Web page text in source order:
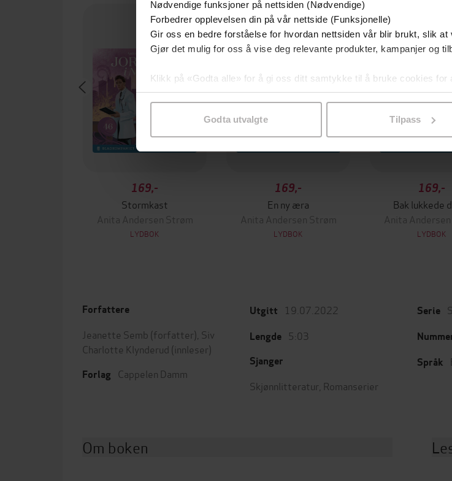
Nødvendige funksjoner på nettsiden (Nødvendige)
Forbedrer opplevelsen din på vår nettside (Funksjonelle)
Gir oss en bedre forståelse for hvordan nettsiden vår blir brukt, slik
Gjør det mulig for oss å vise deg relevante produkter, kampanjer og
Klikk på «Godta alle» for å gi oss ditt samtykke til å bruke cookies
samtykke til spesifikke formål ved å klikke på «Tilpass». Du kan
Godta utvalgte Tilpass
169,-
Stormkast
Anita Andersen Strøm
LYDBOK
169,-
En ny æra
Anita Andersen Strøm
LYDBOK
169,-
Bak lukkede
Anita
LYDBOK
Forfattere
Jeanette Semb (forfatter), Siv
Charlotte Klynderud (innleser)
Forlag Cappelen Damm
Utgitt 19.07.2022
Lengde 5:03
Sjanger
Skjønnlitteratur Romanserier
Serie
Språk
Om boken